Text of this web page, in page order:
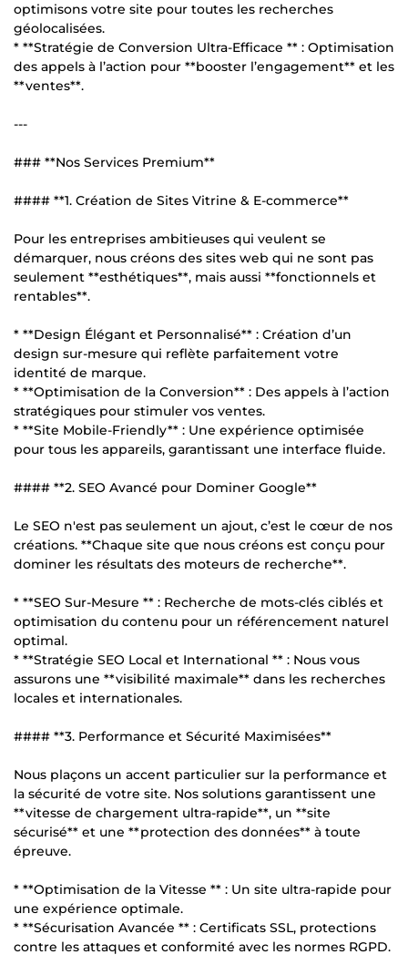
optimisons votre site pour toutes les recherches
géolocalisées.
* **Stratégie de Conversion Ultra-Efficace ** : Optimisation
des appels à l’action pour **booster l’engagement** et les
**ventes**.
---
### **Nos Services Premium**
#### **1. Création de Sites Vitrine & E-commerce**
Pour les entreprises ambitieuses qui veulent se
démarquer, nous créons des sites web qui ne sont pas
seulement **esthétiques**, mais aussi **fonctionnels et
rentables**.
* **Design Élégant et Personnalisé** : Création d’un
design sur-mesure qui reflète parfaitement votre
identité de marque.
* **Optimisation de la Conversion** : Des appels à l’action
stratégiques pour stimuler vos ventes.
* **Site Mobile-Friendly** : Une expérience optimisée
pour tous les appareils, garantissant une interface fluide.
#### **2. SEO Avancé pour Dominer Google**
Le SEO n'est pas seulement un ajout, c’est le cœur de nos
créations. **Chaque site que nous créons est conçu pour
dominer les résultats des moteurs de recherche**.
* **SEO Sur-Mesure ** : Recherche de mots-clés ciblés et
optimisation du contenu pour un référencement naturel
optimal.
* **Stratégie SEO Local et International ** : Nous vous
assurons une **visibilité maximale** dans les recherches
locales et internationales.
#### **3. Performance et Sécurité Maximisées**
Nous plaçons un accent particulier sur la performance et
la sécurité de votre site. Nos solutions garantissent une
**vitesse de chargement ultra-rapide**, un **site
sécurisé** et une **protection des données** à toute
épreuve.
* **Optimisation de la Vitesse ** : Un site ultra-rapide pour
une expérience optimale.
* **Sécurisation Avancée ** : Certificats SSL, protections
contre les attaques et conformité avec les normes RGPD.